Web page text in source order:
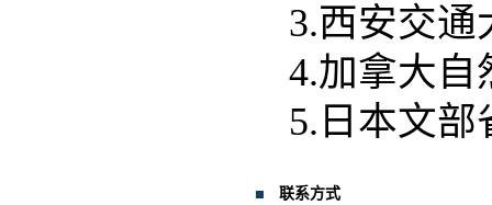
3.西安交通
4.加拿大自
5.日本文部
联系方式